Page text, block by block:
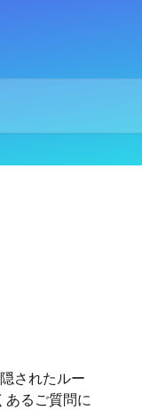
されたルー
あるご質問に